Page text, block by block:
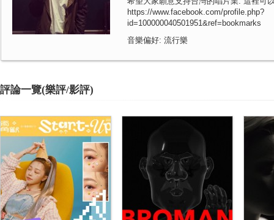
https://www.facebook.com/profile.php?
id=100000040501951&ref=bookmarks
音樂偏好: 流行樂
評論一覽(樂評/影評)